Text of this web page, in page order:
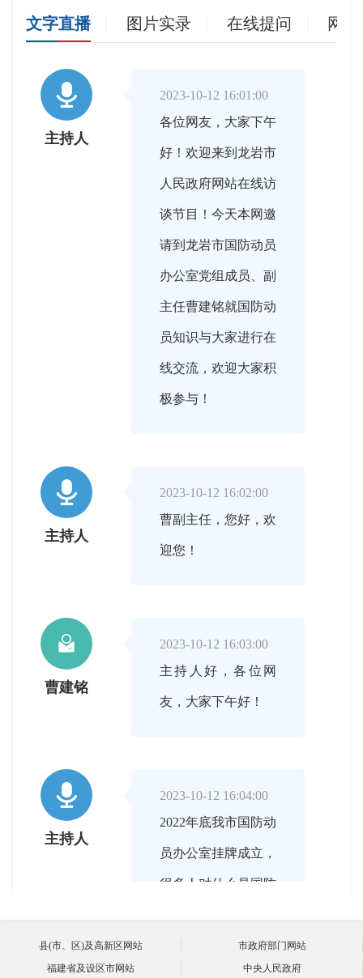
文字直播 图片实录 在线提问 网

主持人
2023-10-12 16:01:00
各位网友，大家下午
好！欢迎来到龙岩市
人民政府网站在线访
谈节目！今天本网邀
请到龙岩市国防动员
办公室党组成员、副
主任曹建铭就国防动
员知识与大家进行在
线交流，欢迎大家积
极参与！

主持人
2023-10-12 16:02:00
曹副主任，您好，欢
迎您！

曹建铭
2023-10-12 16:03:00
主持人好，各位网
友，大家下午好！

主持人
2023-10-12 16:04:00
2022年底我市国防动
员办公室挂牌成立，
很多人对什么是国防
什么的等问题还不太
县(市、区)及高新区网站
市政府部门网站
福建省及设区市网站
中央人民政府